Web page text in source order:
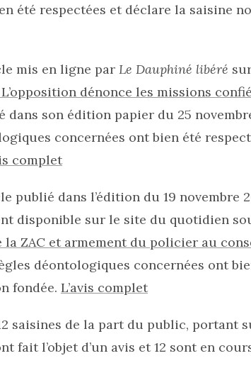
été respectées et déclare la saisine
mis en ligne par Le Dauphiné libéré
dénonce les missions
dans son édition papier du 25
concernées ont bien été
complet
publié dans l’édition du 19 novembre
disponible sur le site du quotidien
la ZAC et armement du policier au
déontologiques concernées ont
fondée. L’avis complet
saisines de la part du public, portant
fait l’objet d’un avis et 12 sont en